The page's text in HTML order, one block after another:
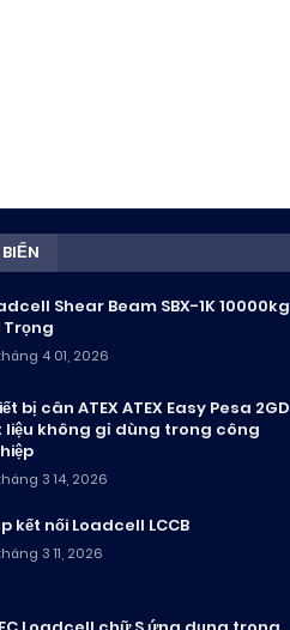
Shear Beam SBX-1K 10000kg
Trọng
4 01, 2026
bị cân ATEX ATEX Easy Pesa 2GD
liệu không gỉ dùng trong công
3 14, 2026
kết nối Loadcell LCCB
3 11, 2026